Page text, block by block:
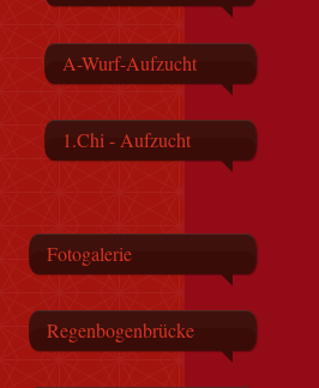
A-Wurf-Aufzucht
1.Chi - Aufzucht
Fotogalerie
Regenbogenbrücke